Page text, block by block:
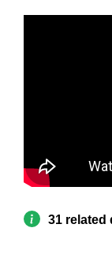
31 related